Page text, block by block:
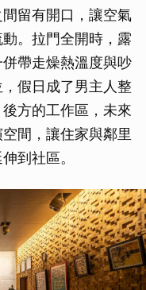
留有開口，讓空氣
。拉門全開時，露
帶走燥熱溫度與吵
假日成了男主人整
方的工作區，未來
間，讓住家與鄰里
到社區。